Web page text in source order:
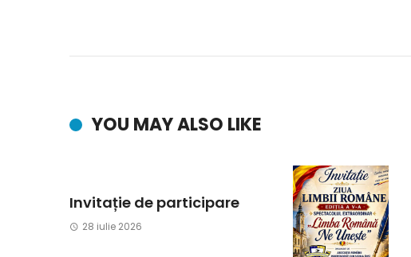
YOU MAY ALSO LIKE
Invitație de participare
28 iulie 2026